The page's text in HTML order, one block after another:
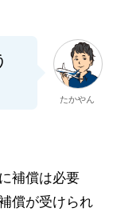
たかやん
補償は必要
償が受けられ